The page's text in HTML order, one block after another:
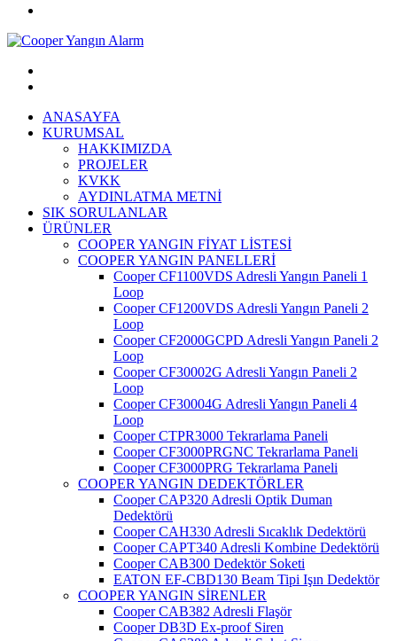
ANASAYFA
KURUMSAL
HAKKIMIZDA
PROJELER
KVKK
AYDINLATMA METNİ
SIK SORULANLAR
ÜRÜNLER
COOPER YANGIN FİYAT LİSTESİ
COOPER YANGIN PANELLERİ
Cooper CF1100VDS Adresli Yangın Paneli 1
Loop
Cooper CF1200VDS Adresli Yangın Paneli 2
Loop
Cooper CF2000GCPD Adresli Yangın Paneli 2
Loop
Cooper CF30002G Adresli Yangın Paneli 2
Loop
Cooper CF30004G Adresli Yangın Paneli 4
Loop
Cooper CTPR3000 Tekrarlama Paneli
Cooper CF3000PRGNC Tekrarlama Paneli
Cooper CF3000PRG Tekrarlama Paneli
COOPER YANGIN DEDEKTÖRLER
Cooper CAP320 Adresli Optik Duman
Dedektörü
Cooper CAH330 Adresli Sıcaklık Dedektörü
Cooper CAPT340 Adresli Kombine Dedektörü
Cooper CAB300 Dedektör Soketi
EATON EF-CBD130 Beam Tipi Işın Dedektör
COOPER YANGIN SİRENLER
Cooper CAB382 Adresli Flaşör
Cooper DB3D Ex-proof Siren